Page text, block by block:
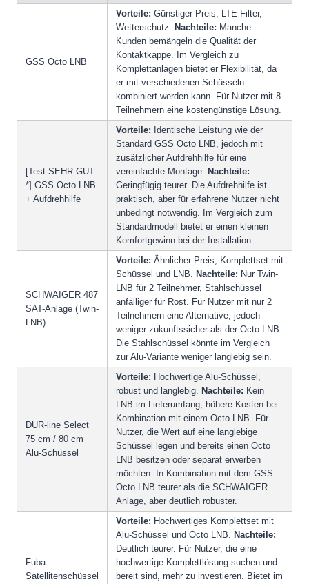
GSS Octo LNB
Vorteile: Günstiger Preis, LTE-Filter,
Wetterschutz. Nachteile: Manche
Kunden bemängeln die Qualität der
Kontaktkappe. Im Vergleich zu
Komplettanlagen bietet er Flexibilität, da
er mit verschiedenen Schüsseln
kombiniert werden kann. Für Nutzer mit 8
Teilnehmern eine kostengünstige Lösung.
[Test SEHR GUT
*] GSS Octo LNB
+ Aufdrehhilfe
Vorteile: Identische Leistung wie der
Standard GSS Octo LNB, jedoch mit
zusätzlicher Aufdrehhilfe für eine
vereinfachte Montage. Nachteile:
Geringfügig teurer. Die Aufdrehhilfe ist
praktisch, aber für erfahrene Nutzer nicht
unbedingt notwendig. Im Vergleich zum
Standardmodell bietet er einen kleinen
Komfortgewinn bei der Installation.
SCHWAIGER 487
SAT-Anlage (Twin-
LNB)
Vorteile: Ähnlicher Preis, Komplettset mit
Schüssel und LNB. Nachteile: Nur Twin-
LNB für 2 Teilnehmer, Stahlschüssel
anfälliger für Rost. Für Nutzer mit nur 2
Teilnehmern eine Alternative, jedoch
weniger zukunftssicher als der Octo LNB.
Die Stahlschüssel könnte im Vergleich
zur Alu-Variante weniger langlebig sein.
DUR-line Select
75 cm / 80 cm
Alu-Schüssel
Vorteile: Hochwertige Alu-Schüssel,
robust und langlebig. Nachteile: Kein
LNB im Lieferumfang, höhere Kosten bei
Kombination mit einem Octo LNB. Für
Nutzer, die Wert auf eine langlebige
Schüssel legen und bereits einen Octo
LNB besitzen oder separat erwerben
möchten. In Kombination mit dem GSS
Octo LNB teurer als die SCHWAIGER
Anlage, aber deutlich robuster.
Fuba
Satellitenschüssel
Vorteile: Hochwertiges Komplettset mit
Alu-Schüssel und Octo LNB. Nachteile:
Deutlich teurer. Für Nutzer, die eine
hochwertige Komplettlösung suchen und
bereit sind, mehr zu investieren. Bietet im